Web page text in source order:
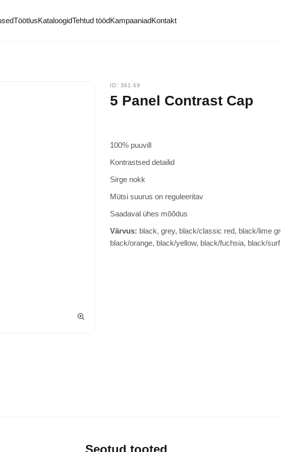
TöötlusKataloogidTehtud töödKampaaniadKontakt
ID: 361.69
5 Panel Contrast Cap
100% puuvill
Kontrastsed detailid
Sirge nokk
Mütsi suurus on reguleeritav
Saadaval ühes mõõdus
Värvus: black, grey, black/classic red, black/lime
green, black/orange, black/yellow, black/fuchsia,